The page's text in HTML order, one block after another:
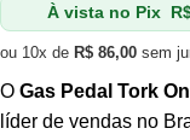
À vista no Pix
ou 10x de R$ 86,00 sem
O Gas Pedal Tork
líder de vendas no